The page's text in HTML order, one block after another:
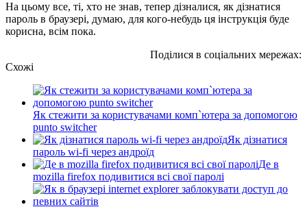
На цьому все, ті, хто не знав, тепер дізналися, як дізнатися
пароль в браузері, думаю, для кого-небудь ця інструкція буде
корисна, всім пока.
Поділися в соціальних мережах:
Схожі
Як стежити за користувачами комп`ютера за допомогою
punto switcher
Як дізнатися
пароль wi-fi через андроїд
Де в
mozilla firefox подивитися всі свої паролі